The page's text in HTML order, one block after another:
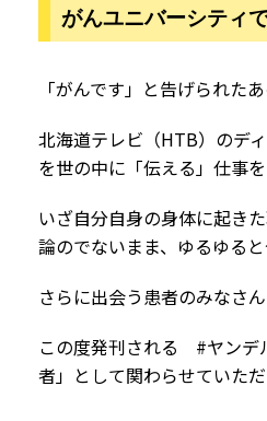
がんユニバーシティ
「がんです」と告げられた
北海道テレビ（HTB）のデ
を世の中に「伝える」仕事
いざ自分自身の身体に起き
論のでないまま、ゆるゆると
さらに出会う患者のみなさ
この度発刊される #ヤンデ
者」として関わらせていただ